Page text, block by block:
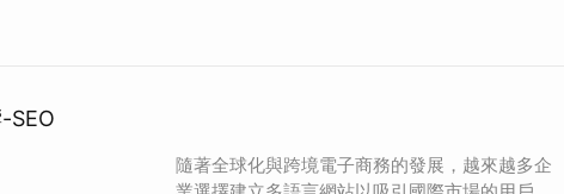
SEO
隨著全球化與跨境電子商務的發展，越來越多企